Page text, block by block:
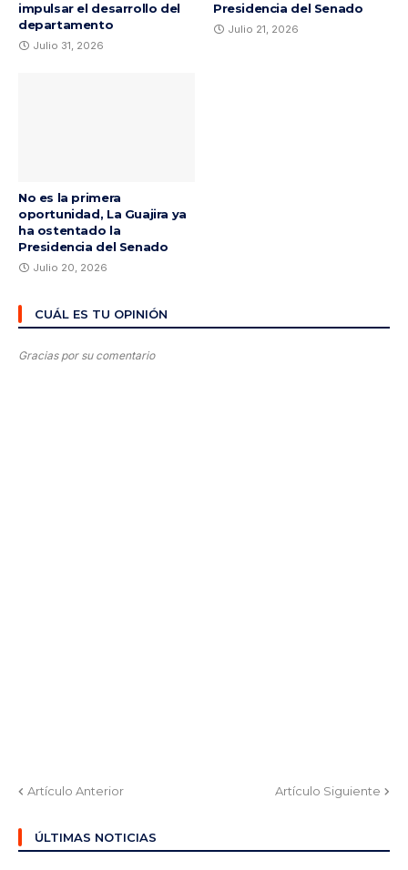
impulsar el desarrollo del
departamento
Julio 31, 2026
Presidencia del Senado
Julio 21, 2026
No es la primera
oportunidad, La Guajira ya
ha ostentado la
Presidencia del Senado
Julio 20, 2026
CUÁL ES TU OPINIÓN
Gracias por su comentario
Artículo Anterior Artículo Siguiente
ÚLTIMAS NOTICIAS